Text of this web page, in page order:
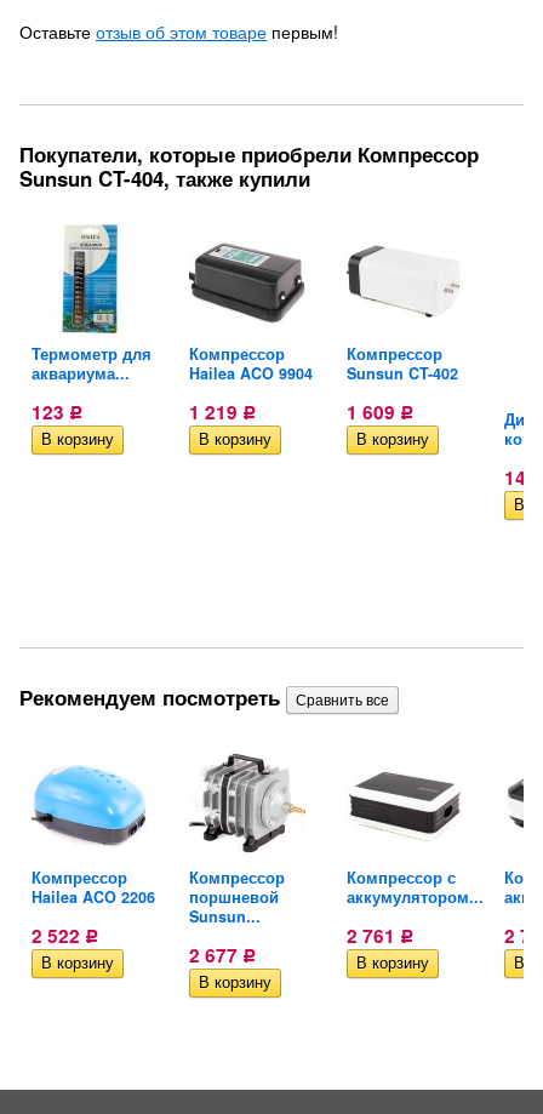
Оставьте отзыв об этом товаре первым!
Покупатели, которые приобрели Компрессор
Sunsun CT-404, также купили
Термометр для
аквариума...
123 Р
Компрессор
Hailea ACO 9904
1 219 Р
Компрессор
Sunsun CT-402
1 609 Р
145
Рекомендуем посмотреть
Компрессор
Hailea ACO 2206
2 522 Р
Компрессор
поршневой
Sunsun...
2 677 Р
Компрессор с
аккумулятором...
2 761 Р 2